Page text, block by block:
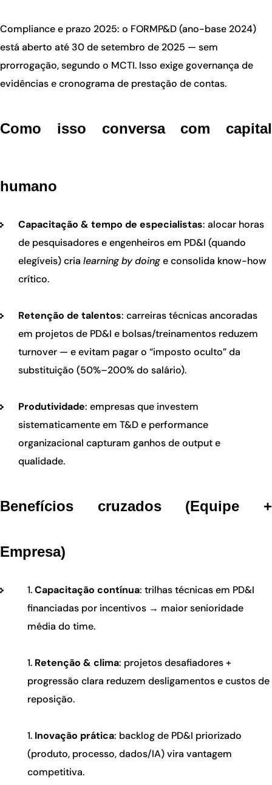
Compliance e prazo 2025: o FORMP&D (ano-base 2024)
está aberto até 30 de setembro de 2025 — sem
prorrogação, segundo o MCTI. Isso exige governança de
evidências e cronograma de prestação de contas.
Como isso conversa com capital
humano
Capacitação & tempo de especialistas: alocar horas
de pesquisadores e engenheiros em PD&I (quando
elegíveis) cria learning by doinge consolida know-how
crítico.
Retenção de talentos: carreiras técnicas ancoradas
em projetos de PD&I e bolsas/treinamentos reduzem
turnover — e evitam pagar o “imposto oculto” da
substituição (50%–200% do salário).
Produtividade: empresas que investem
sistematicamente em T&D e performance
organizacional capturam ganhos de output e
qualidade.
Benefícios cruzados (Equipe +
Empresa)
Capacitação contínua: trilhas técnicas em PD&I
financiadas por incentivos → maior senioridade
média do time.
Retenção & clima: projetos desafiadores +
progressão clara reduzem desligamentos e custos de
reposição.
Inovação prática: backlog de PD&I priorizado
(produto, processo, dados/IA) vira vantagem
competitiva.